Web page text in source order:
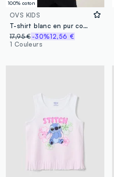
100% coton
OVS KIDS
T-shirt blanc en pur coton coupe oversize avec imprimé pour garçon
17,95 €-30%12,56 €
1 Couleurs